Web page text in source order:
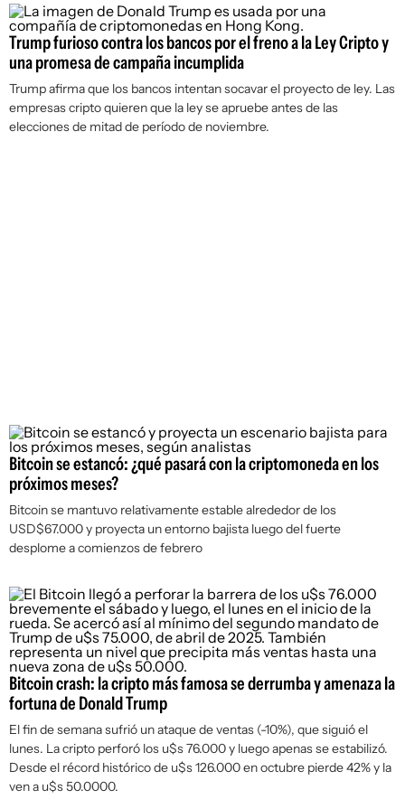
Trump furioso contra los bancos por el freno a la Ley Cripto y
una promesa de campaña incumplida
Trump afirma que los bancos intentan socavar el proyecto de ley. Las
empresas cripto quieren que la ley se apruebe antes de las
elecciones de mitad de período de noviembre.
Bitcoin se estancó: ¿qué pasará con la criptomoneda en los
próximos meses?
Bitcoin se mantuvo relativamente estable alrededor de los
USD$67.000 y proyecta un entorno bajista luego del fuerte
desplome a comienzos de febrero
Bitcoin crash: la cripto más famosa se derrumba y amenaza la
fortuna de Donald Trump
El fin de semana sufrió un ataque de ventas (-10%), que siguió el
lunes. La cripto perforó los u$s 76.000 y luego apenas se estabilizó.
Desde el récord histórico de u$s 126.000 en octubre pierde 42% y la
ven a u$s 50.0000.